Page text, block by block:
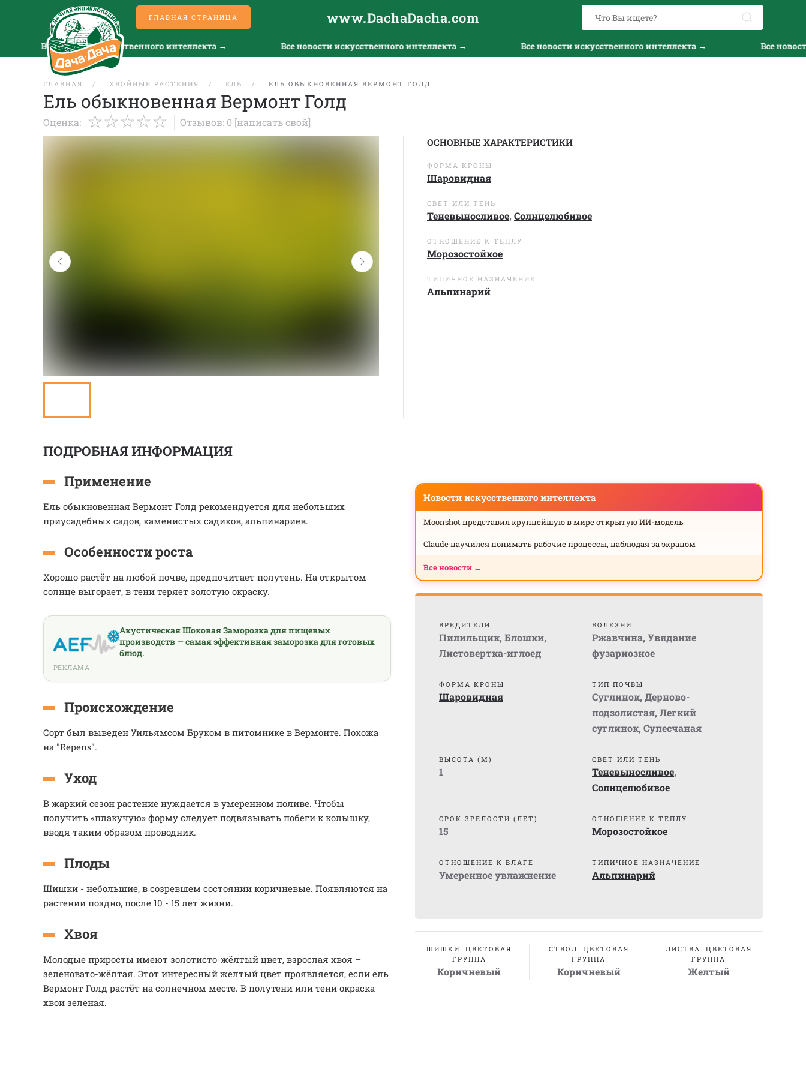
ГЛАВНАЯ СТРАНИЦА www.DachaDacha.com
Все новости искусственного интеллекта → Все новости искусственного интеллекта → Все новости искусственного интеллекта → Все новости
ГЛАВНАЯ ХВОЙНЫЕ РАСТЕНИЯ ЕЛЬ ЕЛЬ ОБЫКНОВЕННАЯ ВЕРМОНТ ГОЛД
Ель обыкновенная Вермонт Голд
Оценка: Отзывов: 0 [написать свой]
ОСНОВНЫЕ ХАРАКТЕРИСТИКИ
ФОРМА КРОНЫ
Шаровидная
СВЕТ ИЛИ ТЕНЬ
Теневыносливое, Солнцелюбивое
ОТНОШЕНИЕ К ТЕПЛУ
Морозостойкое
ТИПИЧНОЕ НАЗНАЧЕНИЕ
Альпинарий
ПОДРОБНАЯ ИНФОРМАЦИЯ
Применение
Ель обыкновенная Вермонт Голд рекомендуется для небольших
приусадебных садов, каменистых садиков, альпинариев.
Особенности роста
Хорошо растёт на любой почве, предпочитает полутень. На открытом
солнце выгорает, в тени теряет золотую окраску.
Акустическая Шоковая Заморозка для пищевых
производств — самая эффективная заморозка для готовых
блюд.
РЕКЛАМА
Происхождение
Сорт был выведен Уильямсом Бруком в питомнике в Вермонте. Похожа
на "Repens".
Уход
В жаркий сезон растение нуждается в умеренном поливе. Чтобы
получить «плакучую» форму следует подвязывать побеги к колышку,
вводя таким образом проводник.
Плоды
Шишки - небольшие, в созревшем состоянии коричневые. Появляются на
растении поздно, после 10 - 15 лет жизни.
Хвоя
Молодые приросты имеют золотисто-жёлтый цвет, взрослая хвоя –
зеленовато-жёлтая. Этот интересный желтый цвет проявляется, если ель
Вермонт Голд растёт на солнечном месте. В полутени или тени окраска
хвои зеленая.
Новости искусственного интеллекта
Moonshot представил крупнейшую в мире открытую ИИ-модель
Claude научился понимать рабочие процессы, наблюдая за экраном
Все новости →
ВРЕДИТЕЛИ
Пилильщик, Блошки,
Листовертка-иглоед
БОЛЕЗНИ
Ржавчина, Увядание
фузариозное
ФОРМА КРОНЫ
Шаровидная
ТИП ПОЧВЫ
Суглинок, Дерново-
подзолистая, Легкий
суглинок, Супесчаная
ВЫСОТА (М)
1
СВЕТ ИЛИ ТЕНЬ
Теневыносливое,
Солнцелюбивое
СРОК ЗРЕЛОСТИ (ЛЕТ)
15
ОТНОШЕНИЕ К ТЕПЛУ
Морозостойкое
ОТНОШЕНИЕ К ВЛАГЕ
Умеренное увлажнение
ТИПИЧНОЕ НАЗНАЧЕНИЕ
Альпинарий
ШИШКИ: ЦВЕТОВАЯ
ГРУППА
Коричневый
СТВОЛ: ЦВЕТОВАЯ
ГРУППА
Коричневый
ЛИСТВА: ЦВЕТОВАЯ
ГРУППА
Желтый